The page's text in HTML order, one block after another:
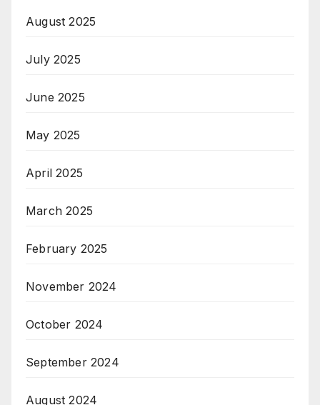
August 2025
July 2025
June 2025
May 2025
April 2025
March 2025
February 2025
November 2024
October 2024
September 2024
August 2024